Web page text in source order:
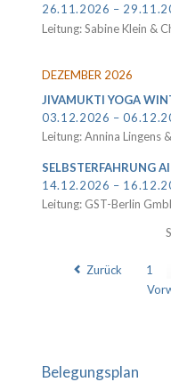
26.11.2026 –
Leitung: Sabine Klein &
DEZEMBER 2026
JIVAMUKTI YOGA
03.12.2026 –
Leitung: Annina Lingens
SELBSTERFAHRUNG
14.12.2026 –
Leitung: GST-Berlin
Zurück 1
Belegungsplan